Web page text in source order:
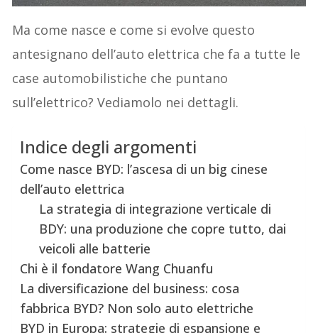
Ma come nasce e come si evolve questo
antesignano dell’auto elettrica che fa a tutte le
case automobilistiche che puntano
sull’elettrico? Vediamolo nei dettagli.
Indice degli argomenti
Come nasce BYD: l’ascesa di un big cinese
dell’auto elettrica
La strategia di integrazione verticale di
BDY: una produzione che copre tutto, dai
veicoli alle batterie
Chi è il fondatore Wang Chuanfu
La diversificazione del business: cosa
fabbrica BYD? Non solo auto elettriche
BYD in Europa: strategie di espansione e